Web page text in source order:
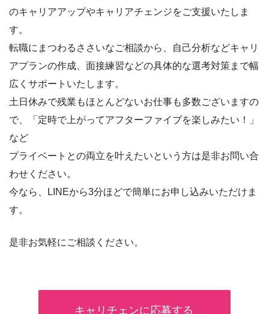
のキャリアアップやキャリアチェンジをご支援いたしま
す。
転職にまつわるささいなご相談から、自己分析などキャリ
アプランの作成、面接練習などの具体的な選考対策まで幅
広くサポートいたします。
土日休みで残業もほとんどないお仕事も多数ございますの
で、「定時で上がってアフターファイブを楽しみたい！」
など
プライベートとの両立を叶えたいという方は是非お問い合
わせください。
今なら、LINEから3分ほどで簡単にお申し込みいただけま
す。
是非お気軽にご相談ください。
キャリチェンに応募する